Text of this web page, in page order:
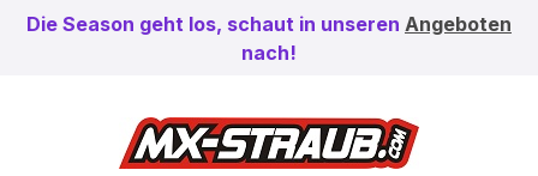
Zum Hauptinhalt springen
Die Season geht los, schaut in unseren Angeboten
nach!